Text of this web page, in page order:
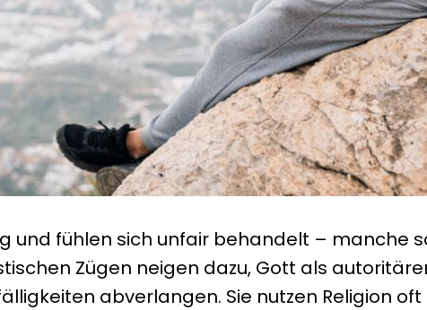
und fühlen sich unfair behandelt – manche
Zügen neigen dazu, Gott als
abverlangen. Sie nutzen Religion